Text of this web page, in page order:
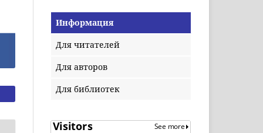
Информация
Для читателей
Для авторов
Для библиотек